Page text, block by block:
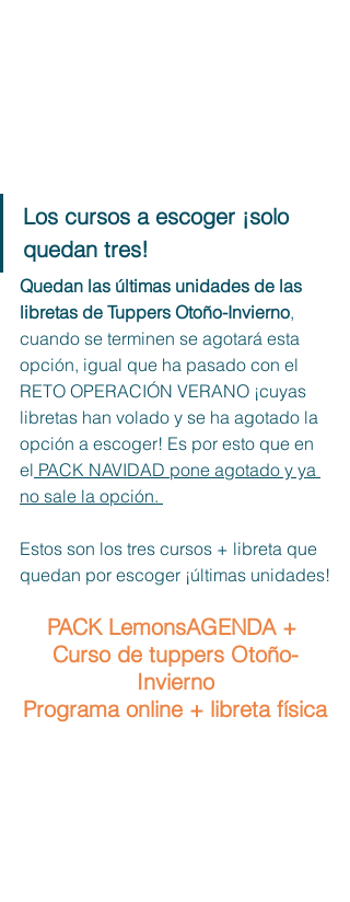
Los cursos a escoger ¡solo
quedan tres!
Quedan las últimas unidades de las
libretas de Tuppers Otoño-Invierno,
cuando se terminen se agotará esta
opción, igual que ha pasado con el
RETO OPERACIÓN VERANO ¡cuyas
libretas han volado y se ha agotado la
opción a escoger! Es por esto que en
el PACK NAVIDAD pone agotado y ya
no sale la opción.
Estos son los tres cursos + libreta que
quedan por escoger ¡últimas unidades!
PACK LemonsAGENDA +
Curso de tuppers Otoño-
Invierno
Programa online + libreta física